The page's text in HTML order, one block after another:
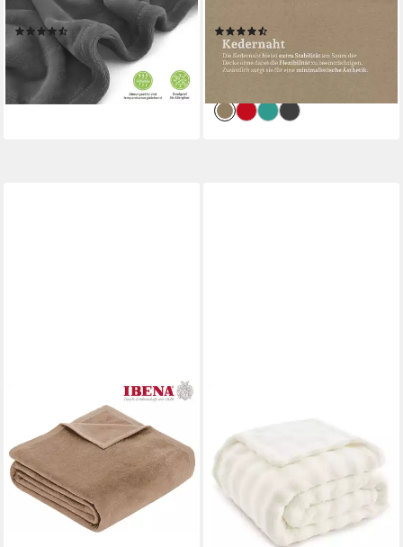
flauschig, Allergiker geeignet,
atmungsaktiv(417)
ab 19,99 €
lieferbar - in 2-3 Werktagen bei dir
+16
7,49 € UVP11,99 €
-38%